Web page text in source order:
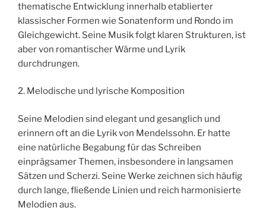
thematische Entwicklung innerhalb etablierter
klassischer Formen wie Sonatenform und Rondo im
Gleichgewicht. Seine Musik folgt klaren Strukturen, ist
aber von romantischer Wärme und Lyrik
durchdrungen.
2. Melodische und lyrische Komposition
Seine Melodien sind elegant und gesanglich und
erinnern oft an die Lyrik von Mendelssohn. Er hatte
eine natürliche Begabung für das Schreiben
einprägsamer Themen, insbesondere in langsamen
Sätzen und Scherzi. Seine Werke zeichnen sich häufig
durch lange, fließende Linien und reich harmonisierte
Melodien aus.